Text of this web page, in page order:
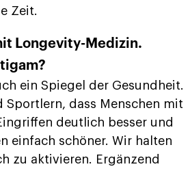
Zeit.
Longevity-Medizin.
ein Spiegel der Gesundheit.
Sportlern, dass Menschen mit
deutlich besser und
einfach schöner. Wir halten
zu aktivieren. Ergänzend